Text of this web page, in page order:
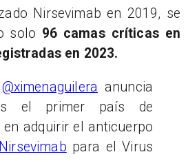
Nirsevimab en 2019, se
solo 96 camas críticas en
en 2023.
@ximenaguilera anuncia
el primer país de
en adquirir el anticuerpo
para el Virus